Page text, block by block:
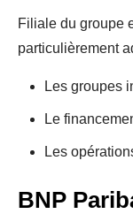
Filiale du groupe
particulièrement
Les groupes
Le
Les
BNP